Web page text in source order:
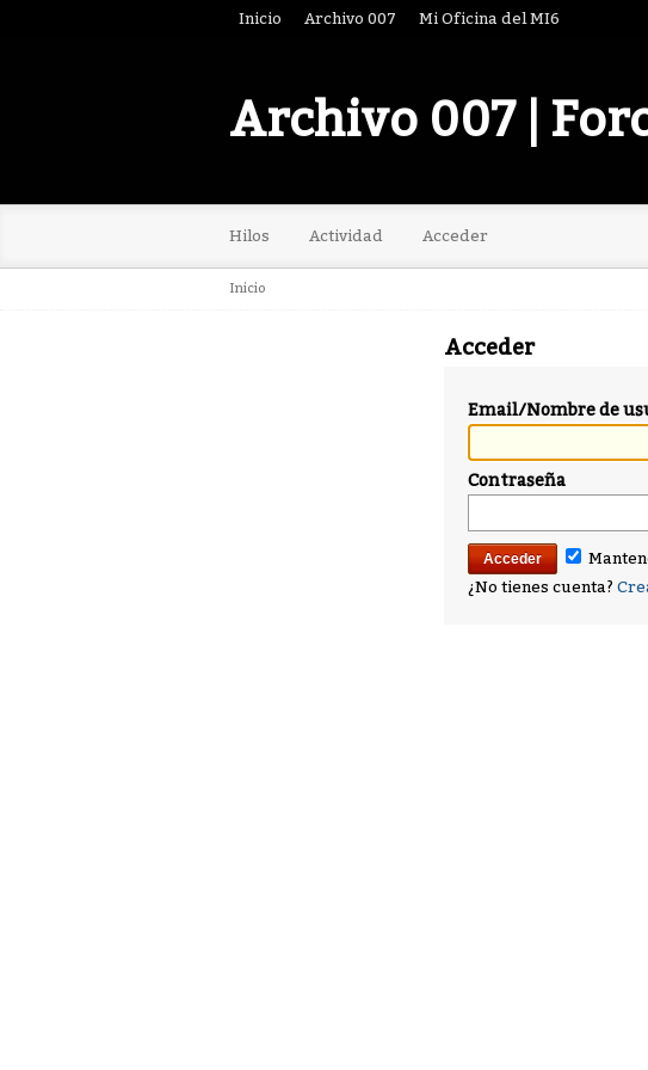
Inicio Archivo 007 Mi Oficina del MI6
Archivo 007 |
Hilos Actividad Acceder
Inicio
Acceder
Email/Nombre de
Contraseña
¿No tienes cuenta?